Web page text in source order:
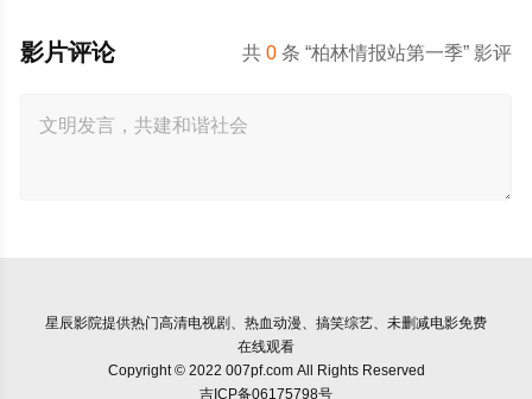
共0 条 “柏林情报站第一季” 影评
影片评论
星辰影院提供热门高清电视剧、热血动漫、搞笑综艺、未删减电影免费
在线观看
Copyright © 2022 007pf.com All Rights Reserved
吉ICP备06175798号